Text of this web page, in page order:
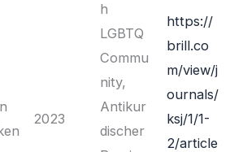
2023
h
LGBTQ
Commu
nity,
Antikur
discher
https://
brill.co
m/view/j
ournals/
ksj/1/1-
2/article